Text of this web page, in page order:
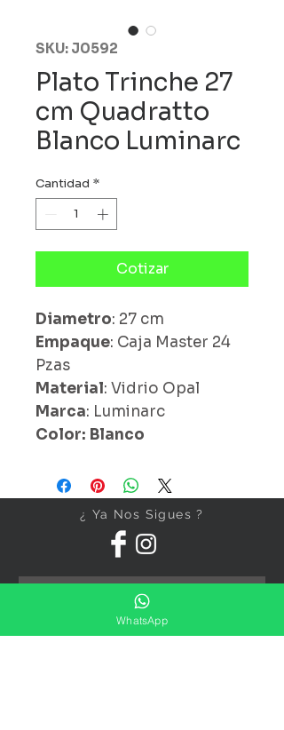
SKU: J0592
Plato Trinche 27
cm Quadratto
Blanco Luminarc
Cantidad *
Cotizar
Diametro: 27 cm
Empaque: Caja Master 24
Pzas
Material: Vidrio Opal
Marca: Luminarc
Color: Blanco
¿ Ya Nos Sigues ?
Suscríbete ahora
WhatsApp